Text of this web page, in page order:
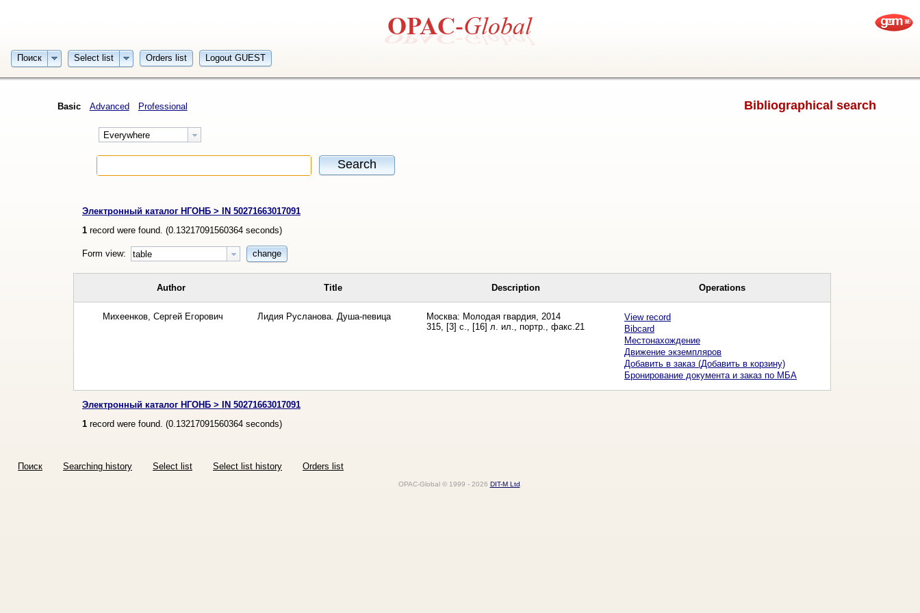
Поиск Select list Orders list Logout GUEST
Bibliographical search
Basic Advanced Professional
Everywhere
Search
Электронный каталог НГОНБ > IN 50271663017091
1record were found. (0.13217091560364seconds)
Form view: table change
Author Title Description Operations
Михеенков, Сергей Егорович Лидия Русланова. Душа-певица
Москва: Молодая гвардия, 2014
315, [3] с., [16] л. ил., портр., факс.21
View record
Bibcard
Местонахождение
Движение экземпляров
Добавить в заказ (Добавить в корзину)
Бронирование документа и заказ по МБА
Электронный каталог НГОНБ > IN 50271663017091
1record were found. (0.13217091560364seconds)
Поиск Searching history Select list Select list history Orders list
OPAC-Global © 1999 - 2026 DIT-M Ltd